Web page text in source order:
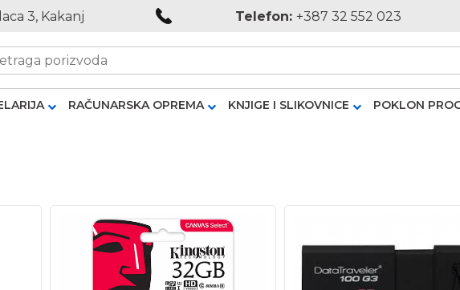
3, Kakanj Telefon: +387 32 552 023
RAČUNARSKA OPREMA KNJIGE I SLIKOVNICE POKLON